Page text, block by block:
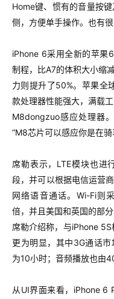
Home键、惯有的音量按
侧，方便单手操作。也有
iPhone 6采用全新的苹果
制程，比A7的体积大小缩
力则提升了50%。苹果全
款处理器性能强大，满载
M8dongzuo感应处理器
“M8芯片可以感应你是在骑
席勒表示，LTE模块也进
段，并可以根据电信运营
网络语音通话。Wi-Fi则
倍，并且美国和英国的部
席勒介绍称，与iPhone
更为明显，其中3G通话
为10小时；音频播放也由
从UI界面来看，iPhone 6